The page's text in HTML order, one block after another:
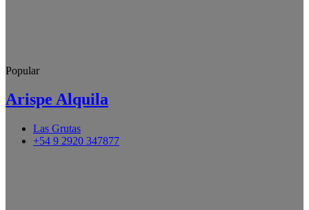
Popular
Arispe Alquila
Las Grutas
+54 9 2920 347877